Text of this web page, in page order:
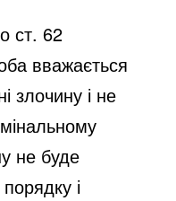
ст. 62
вважається
злочину і не
не буде
і